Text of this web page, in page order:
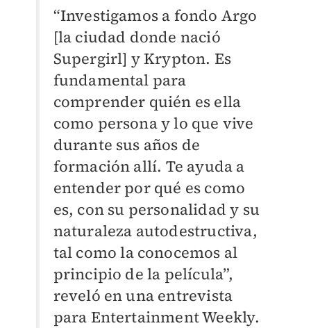
“Investigamos a fondo Argo
[la ciudad donde nació
Supergirl] y Krypton. Es
fundamental para
comprender quién es ella
como persona y lo que vive
durante sus años de
formación allí. Te ayuda a
entender por qué es como
es, con su personalidad y su
naturaleza autodestructiva,
tal como la conocemos al
principio de la película”,
reveló en una entrevista
para Entertainment Weekly.